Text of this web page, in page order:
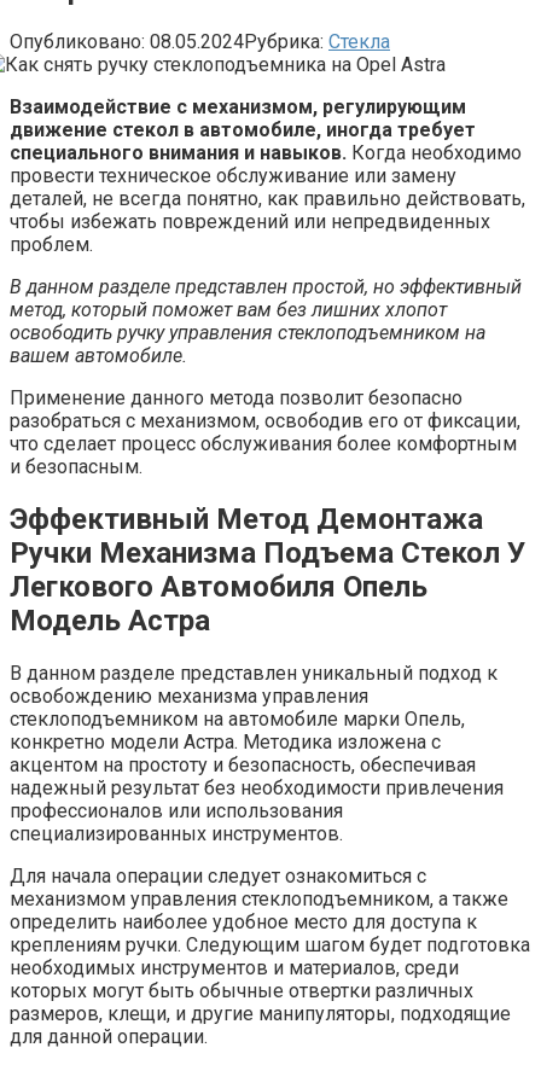
Опубликовано: 08.05.2024Рубрика: Стекла
Взаимодействие с механизмом, регулирующим
движение стекол в автомобиле, иногда требует
специального внимания и навыков. Когда необходимо
провести техническое обслуживание или замену
деталей, не всегда понятно, как правильно действовать,
чтобы избежать повреждений или непредвиденных
проблем.
В данном разделе представлен простой, но эффективный
метод, который поможет вам без лишних хлопот
освободить ручку управления стеклоподъемником на
вашем автомобиле.
Применение данного метода позволит безопасно
разобраться с механизмом, освободив его от фиксации,
что сделает процесс обслуживания более комфортным
и безопасным.
Эффективный Метод Демонтажа
Ручки Механизма Подъема Стекол У
Легкового Автомобиля Опель
Модель Астра
В данном разделе представлен уникальный подход к
освобождению механизма управления
стеклоподъемником на автомобиле марки Опель,
конкретно модели Астра. Методика изложена с
акцентом на простоту и безопасность, обеспечивая
надежный результат без необходимости привлечения
профессионалов или использования
специализированных инструментов.
Для начала операции следует ознакомиться с
механизмом управления стеклоподъемником, а также
определить наиболее удобное место для доступа к
креплениям ручки. Следующим шагом будет подготовка
необходимых инструментов и материалов, среди
которых могут быть обычные отвертки различных
размеров, клещи, и другие манипуляторы, подходящие
для данной операции.